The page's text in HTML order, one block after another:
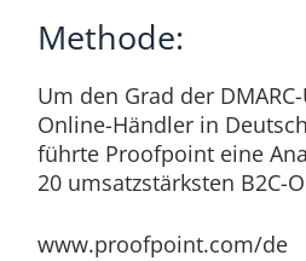
Methode:
Um den Grad der
Online-Händler in
führte Proofpoint eine
20 umsatzstärksten B2C-
www.proofpoint.com/de